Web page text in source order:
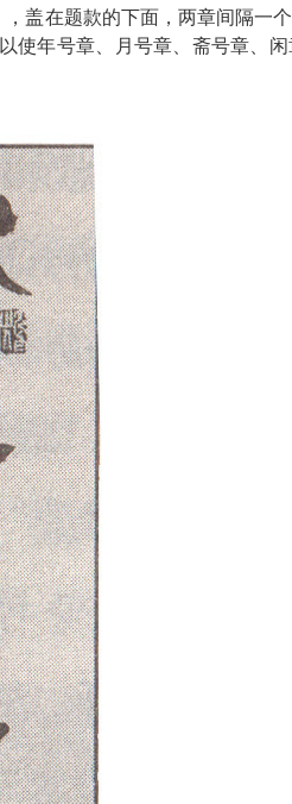
盖在题款的下面，两章间隔一
年号章、月号章、斋号章、